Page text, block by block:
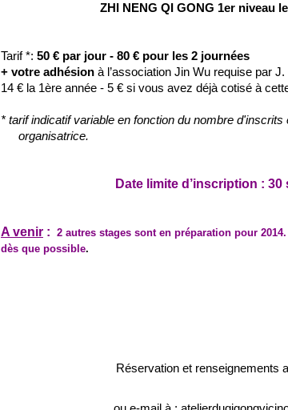
ZHI NENG QI GONG 1er niveau
Tarif *: 50 € par jour - 80 € pour les 2 journées
+ votre adhésion à l’association Jin Wu requise par
14 € la 1ère année - 5 € si vous avez déjà cotisé à
* tarif indicatif variable en fonction du nombre
organisatrice.
Date limite d’inscription : 30
A venir : 2 autres stages sont en préparation pour
dès que possible.
Réservation et renseignements